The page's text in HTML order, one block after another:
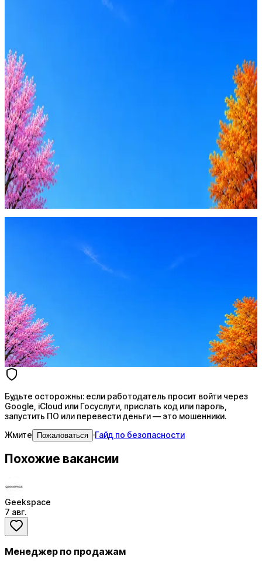
Будьте осторожны: если работодатель просит войти через
Google, iCloud или Госуслуги, прислать код или пароль,
запустить ПО или перевести деньги — это мошенники.
Жмите Пожаловаться
Стратегия поиска с AI: рынки, позиции, вилка, каналы
Будьте осторожны: если работодатель просит войти через
Google, iCloud или Госуслуги, прислать код или пароль,
запустить ПО или перевести деньги — это мошенники.
Жмите
Пожаловаться ·Гайд по безопасности
Похожие вакансии
Geekspace
7 авг.
Менеджер по продажам